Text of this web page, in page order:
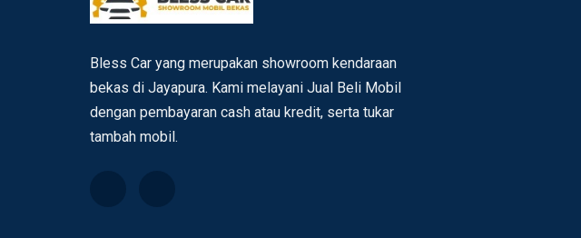
Bless Car yang merupakan showroom kendaraan
bekas di Jayapura. Kami melayani Jual Beli Mobil
dengan pembayaran cash atau kredit, serta tukar
tambah mobil.